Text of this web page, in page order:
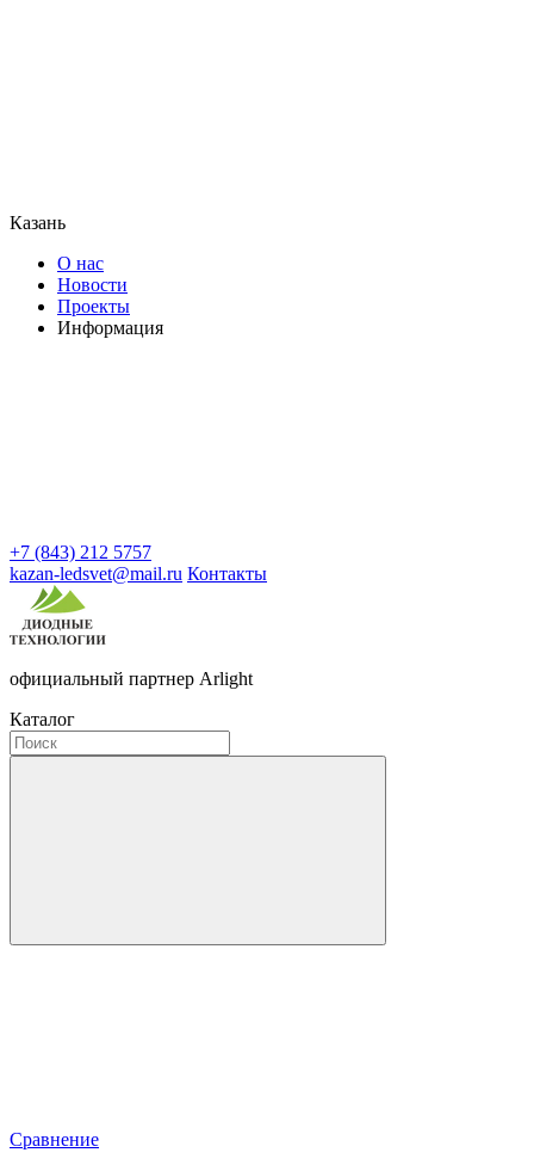
Казань
О нас
Новости
Проекты
Информация
+7 (843) 212 5757
kazan-ledsvet@mail.ru Контакты
официальный партнер Arlight
Каталог
Сравнение